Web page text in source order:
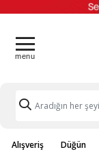
Alışveriş Düğün